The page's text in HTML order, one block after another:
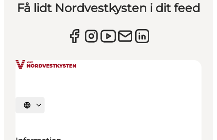
Få lidt Nordvestkysten i dit feed
Vælg sprog